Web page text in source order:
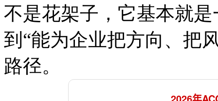
不是花架子，它基本就
到“能为企业把方向、把
路径。